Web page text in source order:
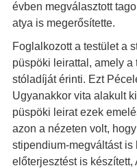
évben megválasztott
atya is megerősítette.
Foglalkozott a testület a
püspöki leirattal, amely
stóladíját érinti. Ezt
Ugyanakkor vita alakult
püspöki leirat ezek
azon a nézeten volt,
stipendium-megváltást
előterjesztést is